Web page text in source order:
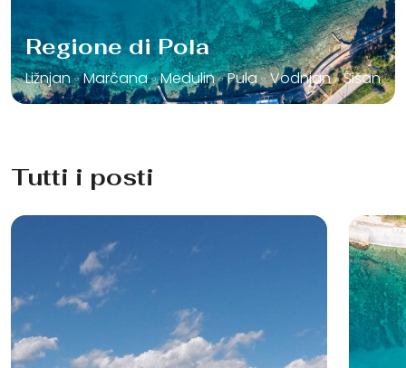
Regione di Pola
Ližnjan Marčana Medulin Pula Vodnjan Šišan
Tutti i posti